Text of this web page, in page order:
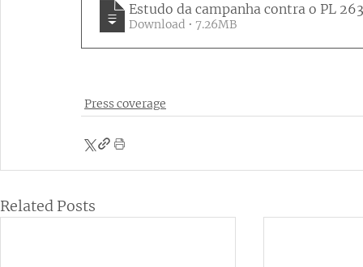
Estudo da campanha contra o PL
Download • 7.26MB
Press coverage
Related Posts